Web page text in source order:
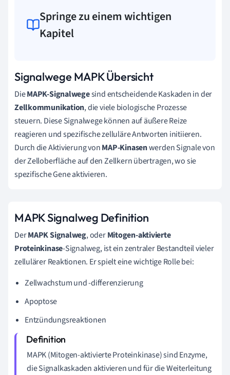
Springe zu einem wichtigen
Kapitel
Signalwege MAPK Übersicht
DieMAPK-Signalwegesind entscheidende Kaskaden in der
Zellkommunikation, die viele biologische Prozesse
steuern. Diese Signalwege können auf äußere Reize
reagieren und spezifische zelluläre Antworten initiieren.
Durch die Aktivierung vonMAP-Kinasenwerden Signale von
der Zelloberfläche auf den Zellkern übertragen, wo sie
spezifische Gene aktivieren.
MAPK Signalweg Definition
DerMAPK Signalweg, oderMitogen-aktivierte
Proteinkinase-Signalweg, ist ein zentraler Bestandteil vieler
zellulärer Reaktionen. Er spielt eine wichtige Rolle bei:
Zellwachstum und -differenzierung
Apoptose
Entzündungsreaktionen
MAPK (Mitogen-aktivierte Proteinkinase) sind Enzyme,
die Signalkaskaden aktivieren und für die Weiterleitung